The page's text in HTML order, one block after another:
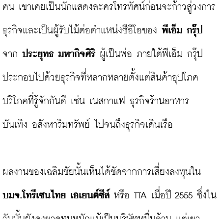
คน เขาเคยเป็นนักแสดงละครโทรทัศน์ก่อนจะก้าวสู่วงการ
ธุรกิจและเป็นผู้รับไม้ต่อตำแหน่งซีอีโอของ พีเอ็ม กรุ๊ป
จาก ประยุทธ มหากิจศิริ ผู้เป็นพ่อ ภายใต้พีเอ็ม กรุ๊ป
ประกอบไปด้วยธุรกิจที่หลากหลายตั้งแต่สินค้าอุปโภค
บริโภคที่รู้จักกันดี เช่น เนสกาแฟ ธุรกิจร้านอาหาร
บันเทิง อสังหาริมทรัพย์ ไปจนถึงธุรกิจเดินเรือ
ผลงานของเฉลิมชัยนั้นเห็นได้ชัดจากการเสี่ยงลงทุนใน
บมจ.โทรีเซนไทย เอเยนต์ซีส์ หรือ TTA เมื่อปี 2555 ซึ่งใน